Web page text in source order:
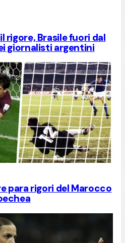
rigore, Brasile fuori dal
giornalisti argentini
para rigori del Marocco